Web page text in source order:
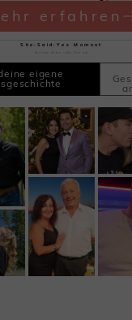
erfahren
She·Said·Yes Moment
eigene